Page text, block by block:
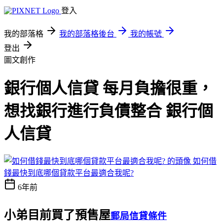
登入
我的部落格 我的部落格後台
我的帳號
登出
圖文創作
銀行個人信貸 每月負擔很重，
想找銀行進行負債整合 銀行個
人信貸
如何借
錢最快到底哪個貸款平台最適合我呢?
6年前
小弟目前買了預售屋郵局信貸條件